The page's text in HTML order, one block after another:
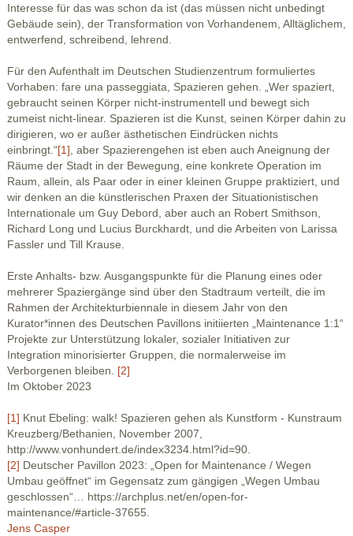
Interesse für das was schon da ist (das müssen nicht unbedingt
Gebäude sein), der Transformation von Vorhandenem, Alltäglichem,
entwerfend, schreibend, lehrend.
Für den Aufenthalt im Deutschen Studienzentrum formuliertes
Vorhaben: fare una passeggiata, Spazieren gehen. „Wer spaziert,
gebraucht seinen Körper nicht-instrumentell und bewegt sich
zumeist nicht-linear. Spazieren ist die Kunst, seinen Körper dahin zu
dirigieren, wo er außer ästhetischen Eindrücken nichts
einbringt.“ [1] , aber Spazierengehen ist eben auch Aneignung der
Räume der Stadt in der Bewegung, eine konkrete Operation im
Raum, allein, als Paar oder in einer kleinen Gruppe praktiziert, und
wir denken an die künstlerischen Praxen der Situationistischen
Internationale um Guy Debord, aber auch an Robert Smithson,
Richard Long und Lucius Burckhardt, und die Arbeiten von Larissa
Fassler und Till Krause.
Erste Anhalts- bzw. Ausgangspunkte für die Planung eines oder
mehrerer Spaziergänge sind über den Stadtraum verteilt, die im
Rahmen der Architekturbiennale in diesem Jahr von den
Kurator*innen des Deutschen Pavillons initiierten „Maintenance 1:1“
Projekte zur Unterstützung lokaler, sozialer Initiativen zur
Integration minorisierter Gruppen, die normalerweise im
Verborgenen bleiben. [2]
Im Oktober 2023
[1] Knut Ebeling: walk! Spazieren gehen als Kunstform - Kunstraum
Kreuzberg/Bethanien, November 2007,
http://www.vonhundert.de/index3234.html?id=90.
[2] Deutscher Pavillon 2023: „Open for Maintenance / Wegen
Umbau geöffnet“ im Gegensatz zum gängigen „Wegen Umbau
geschlossen“… https://archplus.net/en/open-for-
maintenance/#article-37655.
Jens Casper